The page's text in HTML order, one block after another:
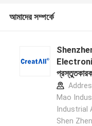
আমাদের সম্পর্কে
Mao
Industrial
Shen